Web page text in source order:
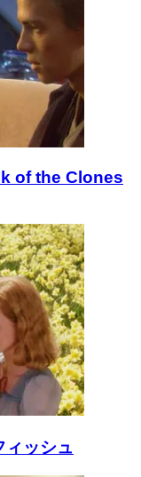
of the Clones
ッシュ